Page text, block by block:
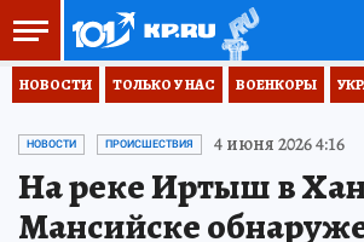
НОВОСТИ ТОЛЬКО У НАС ВОЕНКОРЫ
НОВОСТИ ПРОИСШЕСТВИЯ 4 июня 2026 4:16
На реке Иртыш в
Мансийске